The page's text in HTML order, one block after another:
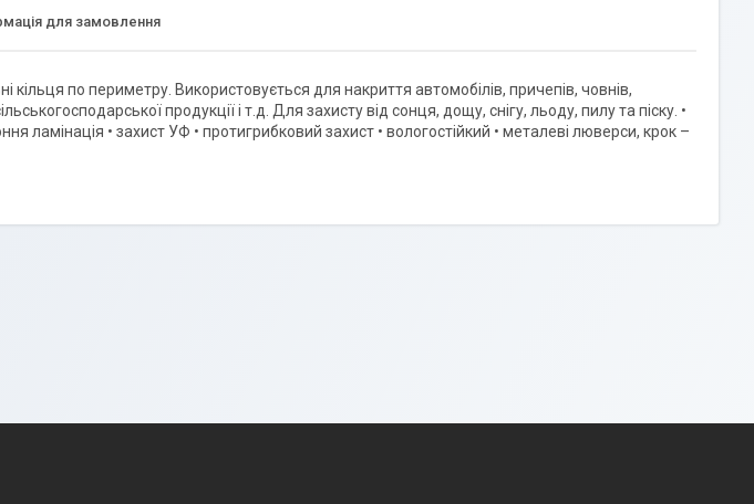
для замовлення
кільця по периметру. Використовується для накриття автомобілів, причепів, човнів,
продукції і т.д. Для захисту від сонця, дощу, снігу, льоду, пилу та піску. •
ламінація • захист УФ • протигрибковий захист • вологостійкий • металеві люверси, крок –